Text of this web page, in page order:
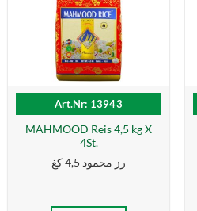
Art.Nr: 13943
MAHMOOD Reis 4,5 kg X
4St.
رز محمود 4,5 كغ